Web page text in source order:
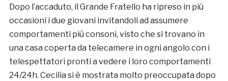
Dopo l’accaduto, il Grande Fratello ha ripreso in più
occasioni i due giovani invitandoli ad assumere
comportamenti più consoni, visto che si trovano in
una casa coperta da telecamere in ogni angolo con i
telespettatori pronti a vedere i loro comportamenti
24/24h. Cecilia si è mostrata molto preoccupata dopo